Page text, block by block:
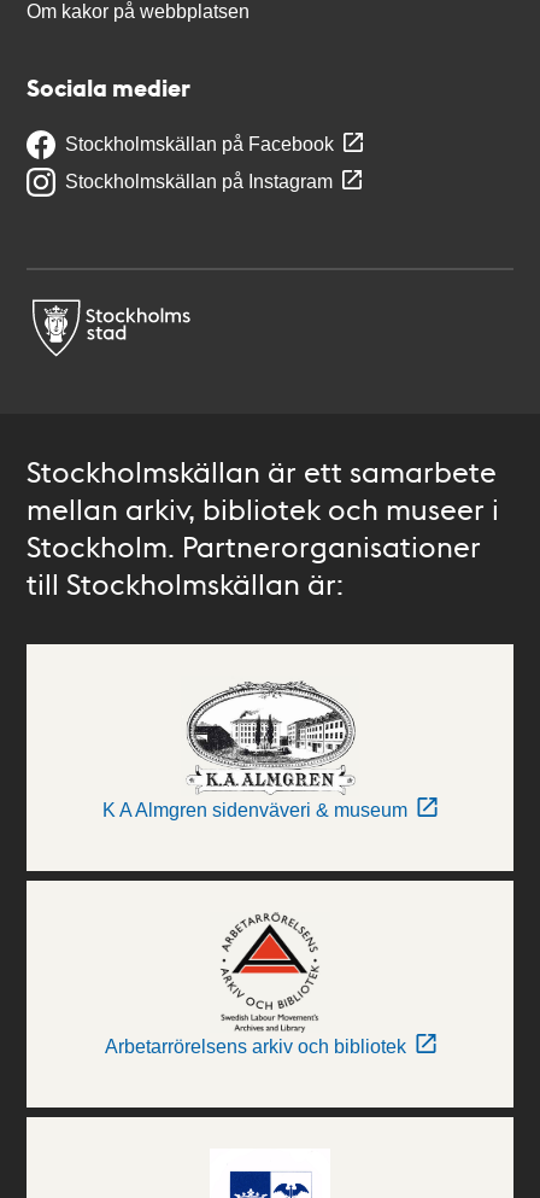
Om kakor på webbplatsen
Sociala medier
Stockholmskällan på Facebook
Stockholmskällan på Instagram
Stockholmskällan är ett samarbete
mellan arkiv, bibliotek och museer i
Stockholm. Partnerorganisationer
till Stockholmskällan är:
K A Almgren sidenväveri & museum
Arbetarrörelsens arkiv och bibliotek